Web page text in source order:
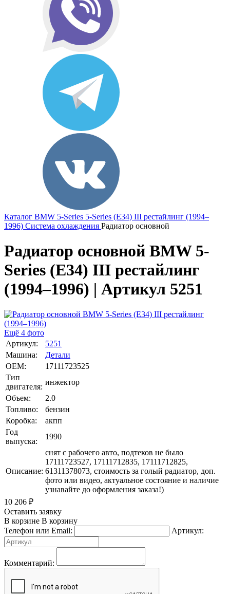
Каталог BMW 5-Series 5-Series (E34) III рестайлинг (1994–
1996) Система охлаждения Радиатор основной
Радиатор основной BMW 5-
Series (E34) III рестайлинг
(1994–1996) | Артикул 5251
Ещё 4 фото
Артикул:
5251
Машина:
Детали
OEM:
17111723525
Тип
двигателя:
инжектор
Объем:
2.0
Топливо:
бензин
Коробка:
акпп
Год
выпуска:
1990
Описание:
снят с рабочего авто, подтеков не было
17111723527, 17111712835, 17111712825,
61311378073, стоимость за голый радиатор, доп.
фото или видео, актуальное состояние и наличие
узнавайте до оформления заказа!)
10 206 ₽
Оставить заявку
В корзине В корзину
Телефон или Email:
Артикул:
Комментарий: